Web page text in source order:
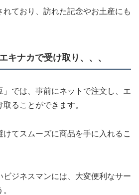
ており、訪れた記念やお土産にも
キナカで受け取り、、、
」では、事前にネットで注文し、エ
ることができます。
けてスムーズに商品を手に入れるこ
ビジネスマンには、大変便利なサー